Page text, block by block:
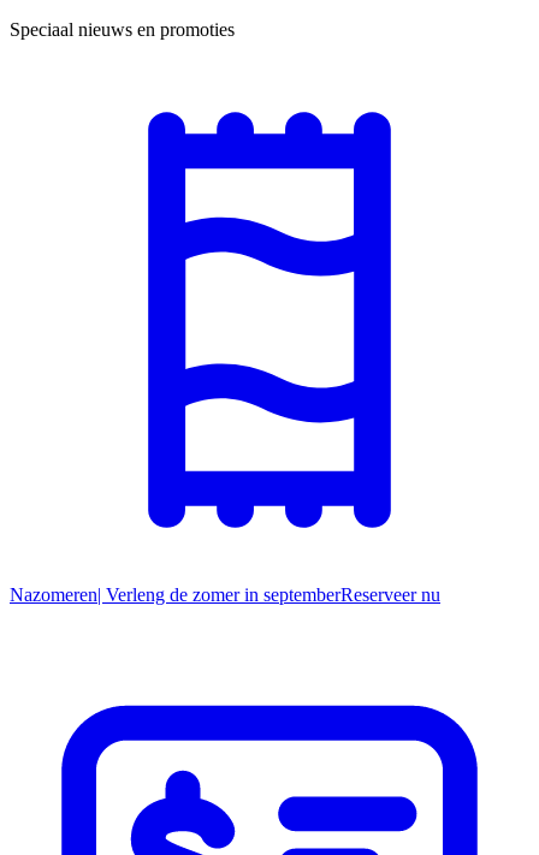
Speciaal nieuws en promoties
Nazomeren| Verleng de zomer in septemberReserveer nu